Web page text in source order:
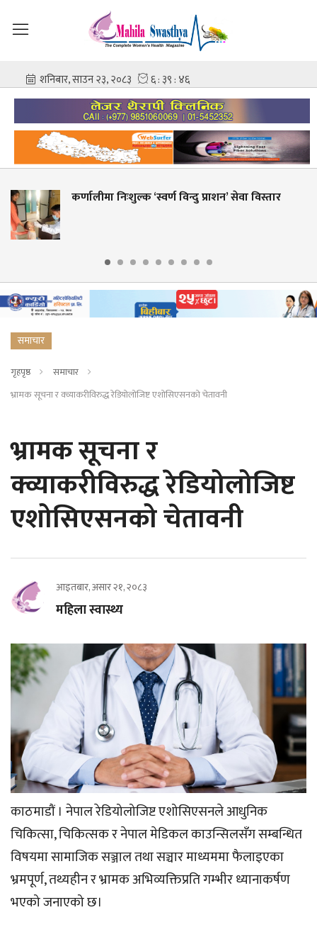
‘स्वर्ण विन्दु प्राशन’ सेवा विस्तार
शहीद
समाचार
गृहपृष्ठ
समाचार
भ्रामक सूचना र क्व्याकरीविरुद्ध रेडियोलोजिष्ट एशोसिएसनको चेतावनी
भ्रामक सूचना र
क्व्याकरीविरुद्ध रेडियोलोजिष्ट
एशोसिएसनको चेतावनी
आइतबार, असार २१, २०८३
महिला स्वास्थ्य
काठमाडौं । नेपाल रेडियोलोजिष्ट एशोसिएसनले आधुनिक
चिकित्सा, चिकित्सक र नेपाल मेडिकल काउन्सिलसँग सम्बन्धित
विषयमा सामाजिक सञ्जाल तथा सञ्चार माध्यममा फैलाइएका
भ्रमपूर्ण, तथ्यहीन र भ्रामक अभिव्यक्तिप्रति गम्भीर ध्यानाकर्षण
भएको जनाएको छ।